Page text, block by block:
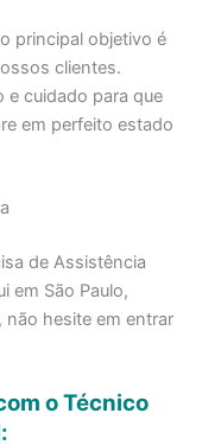
principal objetivo é
clientes.
e cuidado para que
em perfeito estado
de Assistência
em São Paulo,
não hesite em entrar
o Técnico